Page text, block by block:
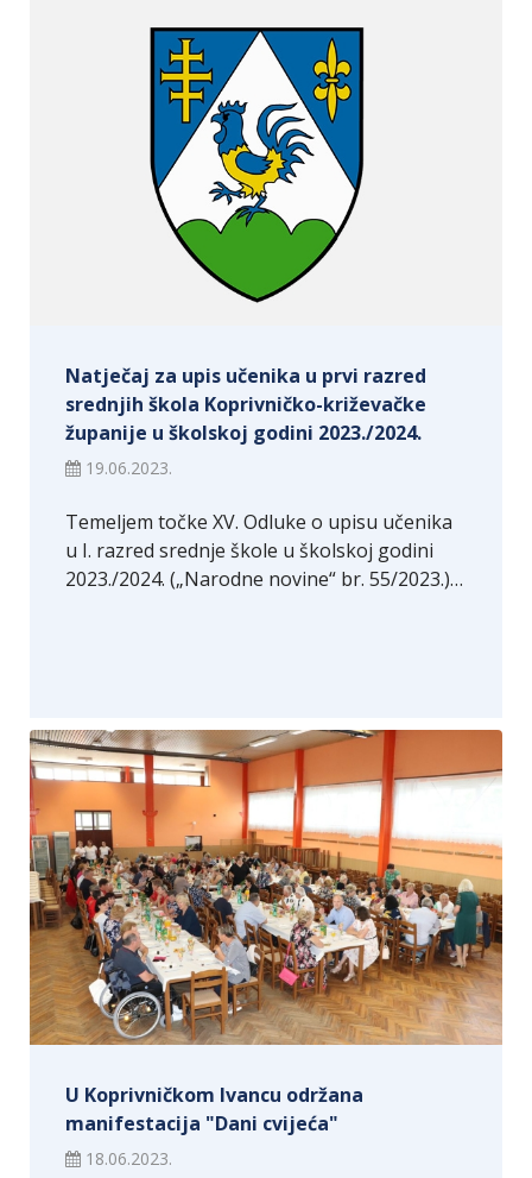
Natječaj za upis učenika u prvi razred
srednjih škola Koprivničko-križevačke
županije u školskoj godini 2023./2024.
19.06.2023.
Temeljem točke XV. Odluke o upisu učenika
u I. razred srednje škole u školskoj godini
2023./2024. („Narodne novine“ br. 55/2023.)…
U Koprivničkom Ivancu održana
manifestacija "Dani cvijeća"
18.06.2023.